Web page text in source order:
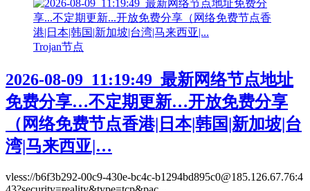
Trojan节点
2026-08-09_11:19:49_最新网络节点地址
免费分享…不定期更新…开放免费分享
（网络免费节点香港|日本|韩国|新加坡|台
湾|马来西亚|…
vless://b6f3b292-00c9-430e-bc4c-b1294bd895c0@185.126.67.76:4